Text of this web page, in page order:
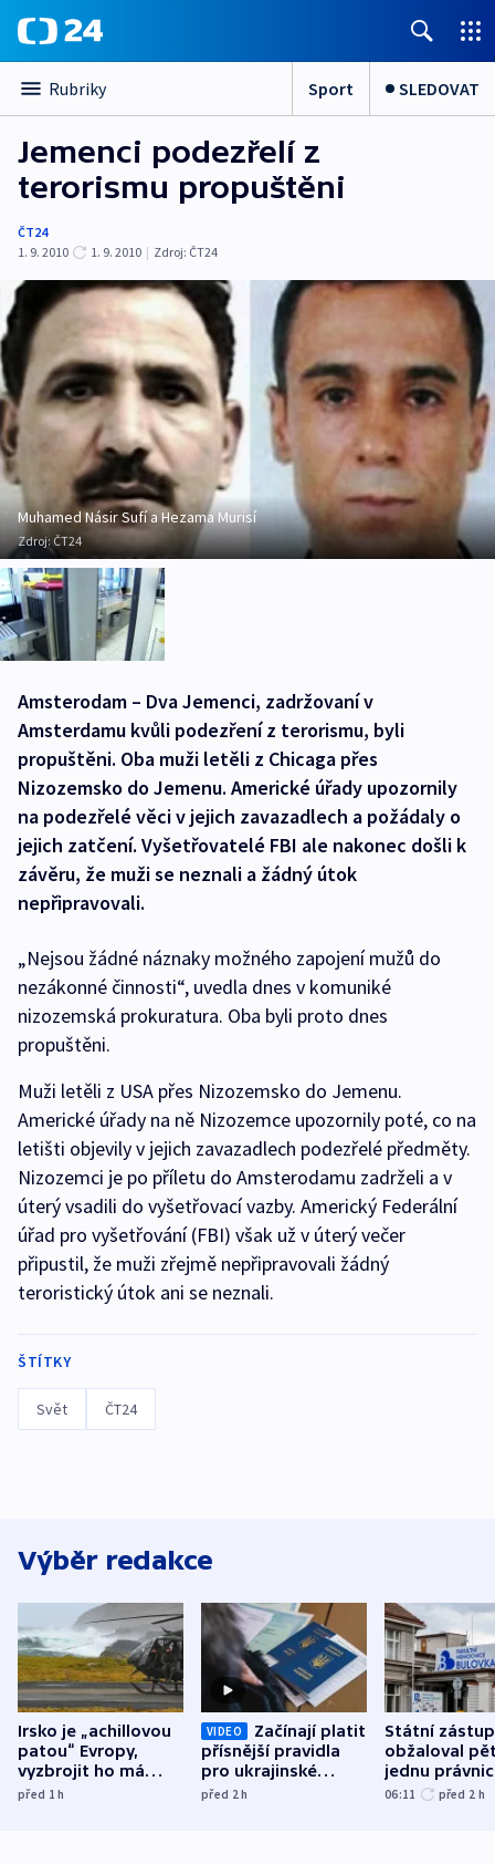
Rubriky Sport SLEDOVAT
Jemenci podezřelí z
terorismu propuštěni
ČT24
1. 9. 2010
1. 9. 2010 | Zdroj: ČT24
Muhamed Násir Sufí a Hezama Murisí
Zdroj:ČT24
Amsterodam – Dva Jemenci, zadržovaní v
Amsterdamu kvůli podezření z terorismu, byli
propuštěni. Oba muži letěli z Chicaga přes
Nizozemsko do Jemenu. Americké úřady upozornily
na podezřelé věci v jejich zavazadlech a požádaly o
jejich zatčení. Vyšetřovatelé FBI ale nakonec došli k
závěru, že muži se neznali a žádný útok
nepřipravovali.
„Nejsou žádné náznaky možného zapojení mužů do
nezákonné činnosti“, uvedla dnes v komuniké
nizozemská prokuratura. Oba byli proto dnes
propuštěni.
Muži letěli z USA přes Nizozemsko do Jemenu.
Americké úřady na ně Nizozemce upozornily poté, co na
letišti objevily v jejich zavazadlech podezřelé předměty.
Nizozemci je po příletu do Amsterodamu zadrželi a v
úterý vsadili do vyšetřovací vazby. Americký Federální
úřad pro vyšetřování (FBI) však už v úterý večer
připustil, že muži zřejmě nepřipravovali žádný
teroristický útok ani se neznali.
ŠTÍTKY
Svět ČT24
Výběr redakce
Irsko je „achillovou
patou“ Evropy,
vyzbrojit ho má
Francie
před 1h
VIDEO
Začínají platit
přísnější pravidla
pro ukrajinské
uprchlíky
před 2h
Státní
obžaloval
jednu
osobu v
06:11 před 2 h